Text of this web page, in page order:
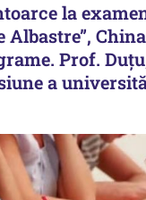
la
Albastre”,
Prof.
a